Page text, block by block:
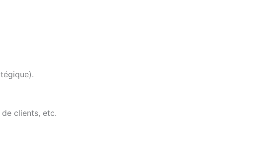
clients, etc.